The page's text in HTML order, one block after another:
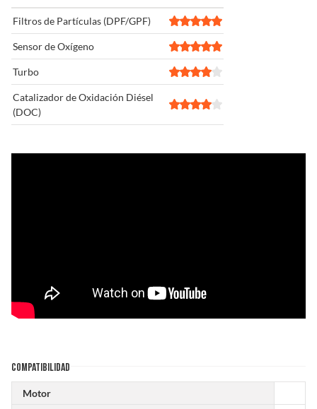
Filtros de Partículas (DPF/GPF)
Sensor de Oxígeno
Turbo
Catalizador de Oxidación Diésel
(DOC)
COMPATIBILIDAD
Motor